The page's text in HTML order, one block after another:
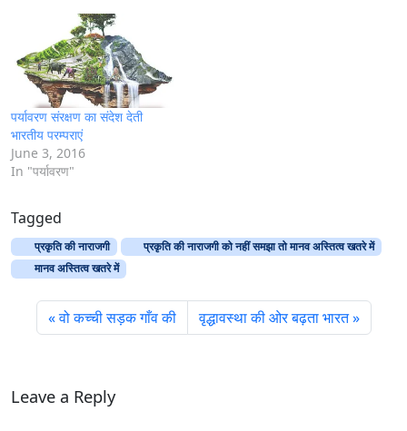
पर्यावरण संरक्षण का संदेश देती
भारतीय परम्पराएं
June 3, 2016
In "पर्यावरण"
Tagged
प्रकृति की नाराजगी
प्रकृति की नाराजगी को नहीं समझा तो मानव अस्तित्व खतरे में
मानव अस्तित्व खतरे में
वो कच्ची सड़क गाँव की वृद्धावस्था की ओर बढ़ता भारत
Leave a Reply